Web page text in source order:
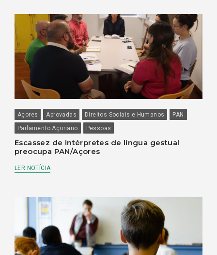
Açores Aprovadas Direitos Sociais e Humanos
PAN
Parlamento Açoriano
Pessoas
Escassez de intérpretes de língua gestual
preocupa PAN/Açores
LER NOTÍCIA